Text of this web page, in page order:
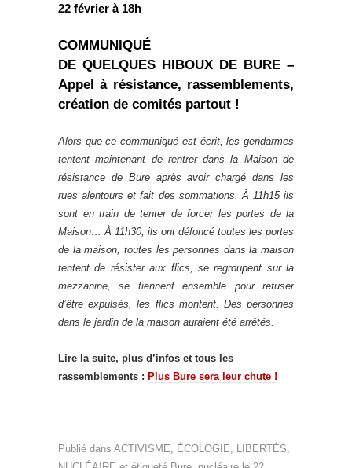
22 février à 18h
COMMUNIQUÉ
DE QUELQUES HIBOUX DE BURE –
Appel à résistance, rassemblements,
création de comités partout !
Alors que ce communiqué est écrit, les gendarmes
tentent maintenant de rentrer dans la Maison de
résistance de Bure après avoir chargé dans les
rues alentours et fait des sommations. À 11h15 ils
sont en train de tenter de forcer les portes de la
Maison… À 11h30, ils ont défoncé toutes les portes
de la maison, toutes les personnes dans la maison
tentent de résister aux flics, se regroupent sur la
mezzanine, se tiennent ensemble pour refuser
d’être expulsés, les flics montent. Des personnes
dans le jardin de la maison auraient été arrêtés.
Lire la suite, plus d’infos et tous les
rassemblements : Plus Bure sera leur chute !
Publié dans ACTIVISME ÉCOLOGIE LIBERTÉS